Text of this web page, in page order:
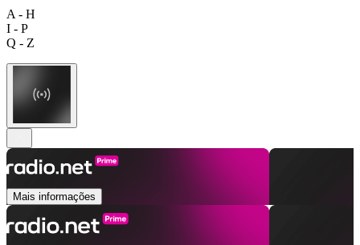
A - H
I - P
Q - Z
Mais informações